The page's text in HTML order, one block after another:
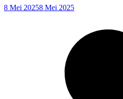
8 Mei 20258 Mei 2025